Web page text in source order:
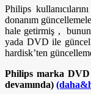
Philips
donanım
hale getirmiş ,
yada DVD ile
hardisk’ten
Philips marka DVD
devamında)